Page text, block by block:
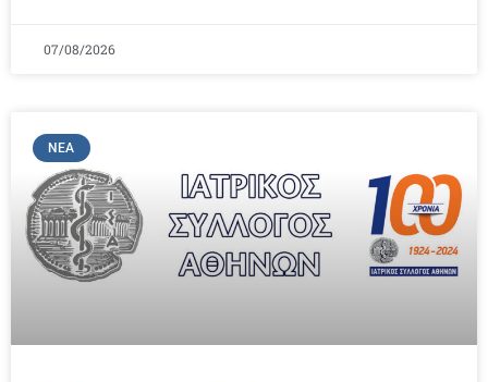
07/08/2026
ΝΈΑ